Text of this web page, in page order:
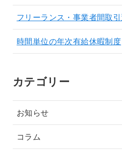
フリーランス・事業者間取
時間単位の年次有給休暇制度
カテゴリー
お知らせ
コラム